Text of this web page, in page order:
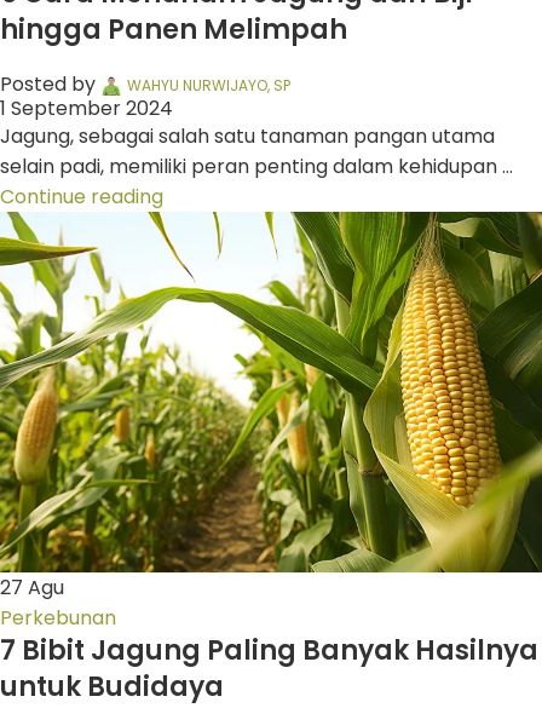
hingga Panen Melimpah
Posted by WAHYU NURWIJAYO, SP
1 September 2024
Jagung, sebagai salah satu tanaman pangan utama
selain padi, memiliki peran penting dalam kehidupan ...
Continue reading
27 Agu
Perkebunan
7 Bibit Jagung Paling Banyak Hasilnya
untuk Budidaya